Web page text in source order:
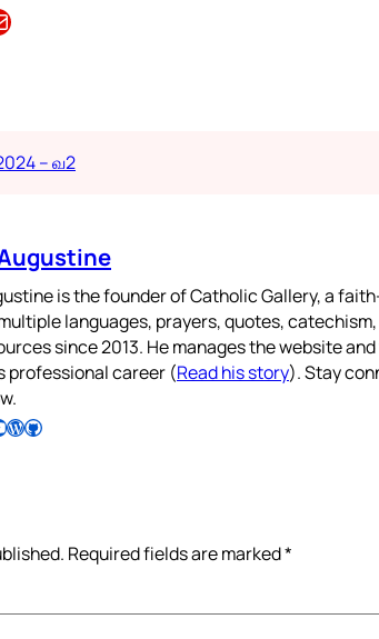
– வ2
is the founder of Catholic Gallery, a
languages, prayers, quotes,
since 2013. He manages the website
professional career (Read his story). Stay
Follow Pradeep on WordPress Follow Pradeep on GitHub
Required fields are marked*